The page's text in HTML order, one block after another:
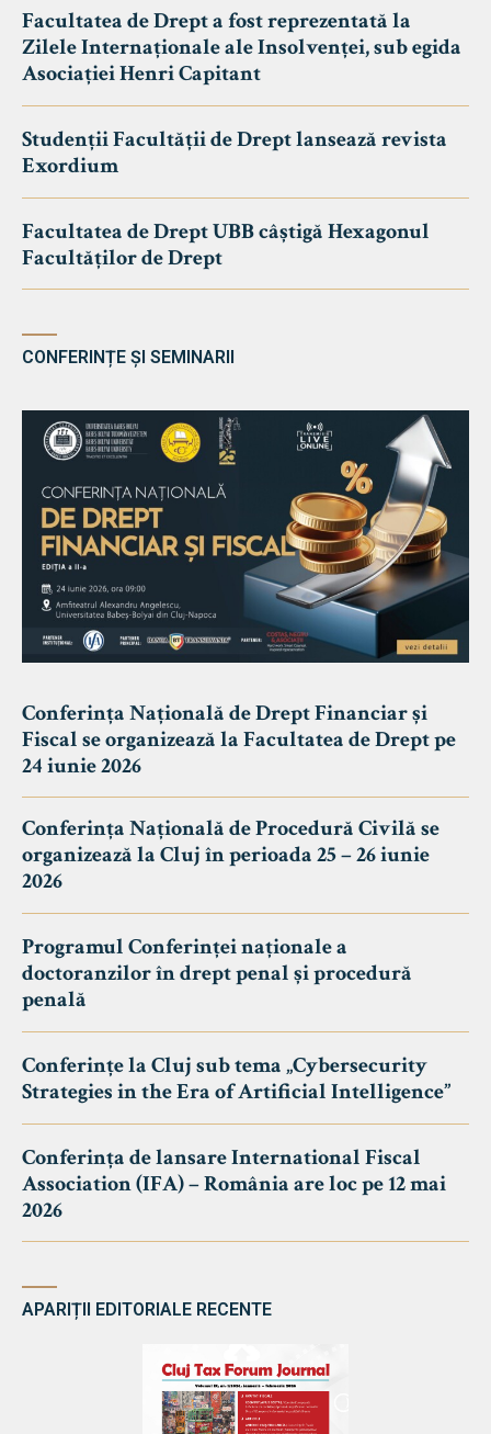
Facultatea de Drept a fost reprezentată la
Zilele Internaționale ale Insolvenței, sub egida
Asociației Henri Capitant
Studenții Facultății de Drept lansează revista
Exordium
Facultatea de Drept UBB câștigă Hexagonul
Facultăților de Drept
CONFERINȚE ȘI SEMINARII
Conferința Națională de Drept Financiar și
Fiscal se organizează la Facultatea de Drept pe
24 iunie 2026
Conferința Națională de Procedură Civilă se
organizează la Cluj în perioada 25 – 26 iunie
2026
Programul Conferinței naționale a
doctoranzilor în drept penal și procedură
penală
Conferințe la Cluj sub tema „Cybersecurity
Strategies in the Era of Artificial Intelligence”
Conferința de lansare International Fiscal
Association (IFA) – România are loc pe 12 mai
2026
APARIȚII EDITORIALE RECENTE